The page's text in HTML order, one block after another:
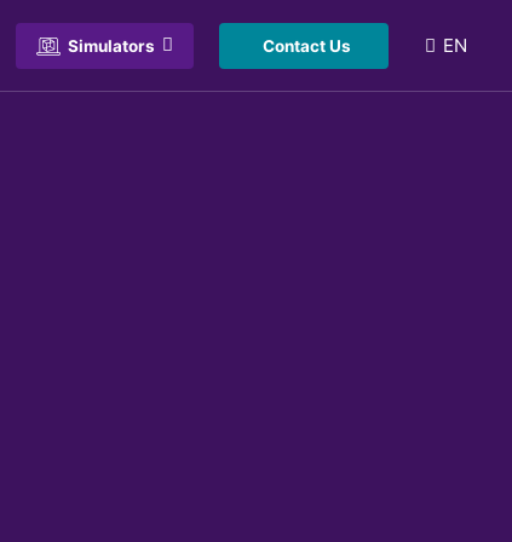
Simulators Contact Us EN